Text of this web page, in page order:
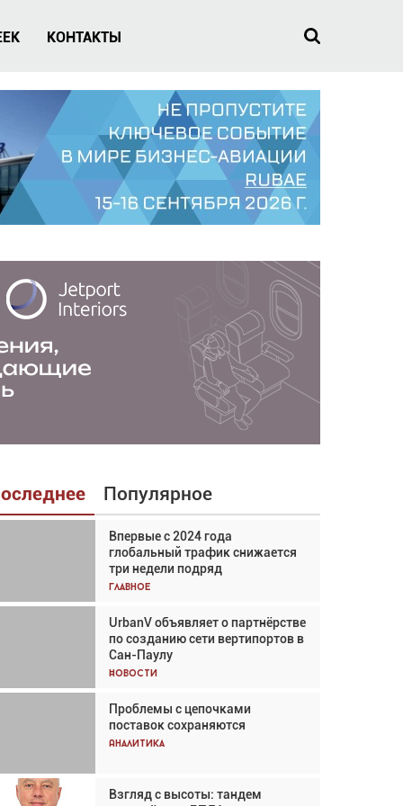
КОНТАКТЫ
Популярное
Впервые с 2024 года
глобальный трафик снижается
три недели подряд
Главное
UrbanV объявляет о партнёрстве
по созданию сети вертипортов в
Сан-Паулу
Новости
Проблемы с цепочками
поставок сохраняются
Аналитика
Взгляд с высоты: тандем
Взгляд с высоты: тандем
вертолётов и БПЛА в
спасательных операциях
Главное
Авиационный фотограф Дэйв
Кох: «Фотография говорит сама
за себя... а ИИ всё портит»
Новости
Впервые с 2024 года
глобальный трафик снижается
три недели подряд
Частный самолёт – это актив.